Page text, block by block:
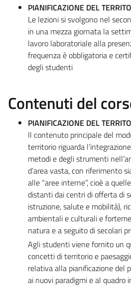
PIANIFICAZIONE DEL
Le lezioni si svolgono nel
in una mezza giornata la
lavoro laboratoriale alla
frequenza è obbligatoria e
degli studenti
Contenuti del
PIANIFICAZIONE DEL
Il contenuto principale del
territorio riguarda
metodi e degli strumenti
d’area vasta, con riferimento
alle “aree interne”, cioè a
distanti dai centri di offerta di
istruzione, salute e mobilità),
ambientali e culturali e
natura e a seguito di secolari
Agli studenti viene fornito un
concetti di territorio e
relativa alla pianificazione del
ai nuovi paradigmi e al quadro